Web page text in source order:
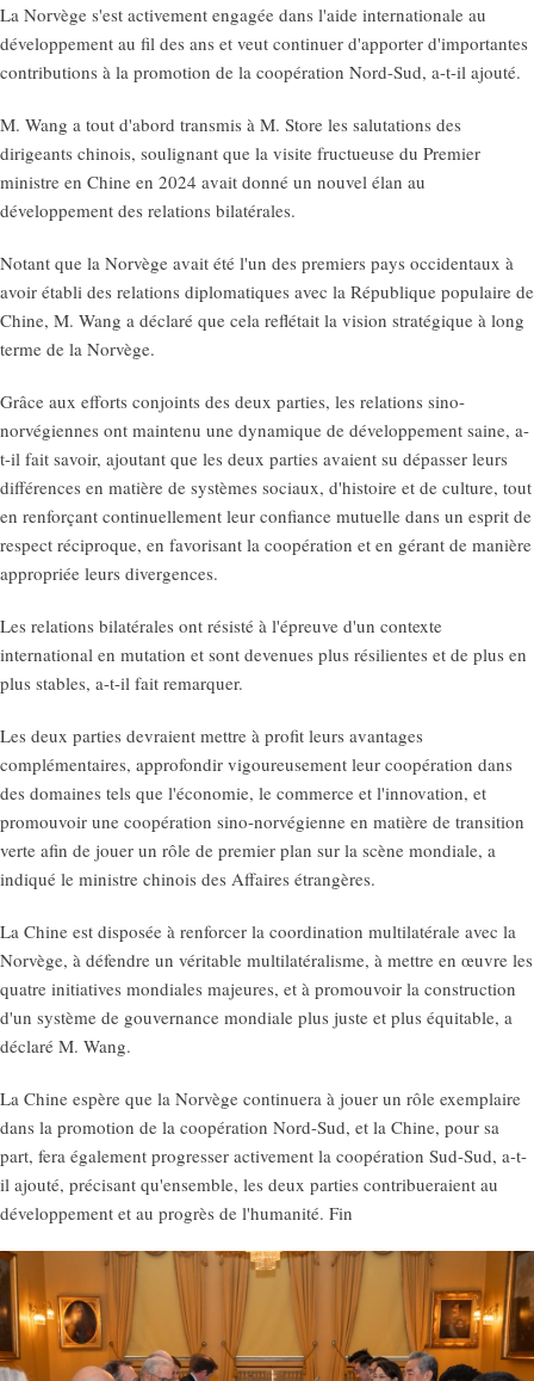
La Norvège s'est activement engagée dans l'aide internationale au
développement au fil des ans et veut continuer d'apporter d'importantes
contributions à la promotion de la coopération Nord-Sud, a-t-il ajouté.
M. Wang a tout d'abord transmis à M. Store les salutations des
dirigeants chinois, soulignant que la visite fructueuse du Premier
ministre en Chine en 2024 avait donné un nouvel élan au
développement des relations bilatérales.
Notant que la Norvège avait été l'un des premiers pays occidentaux à
avoir établi des relations diplomatiques avec la République populaire de
Chine, M. Wang a déclaré que cela reflétait la vision stratégique à long
terme de la Norvège.
Grâce aux efforts conjoints des deux parties, les relations sino-
norvégiennes ont maintenu une dynamique de développement saine, a-
t-il fait savoir, ajoutant que les deux parties avaient su dépasser leurs
différences en matière de systèmes sociaux, d'histoire et de culture, tout
en renforçant continuellement leur confiance mutuelle dans un esprit de
respect réciproque, en favorisant la coopération et en gérant de manière
appropriée leurs divergences.
Les relations bilatérales ont résisté à l'épreuve d'un contexte
international en mutation et sont devenues plus résilientes et de plus en
plus stables, a-t-il fait remarquer.
Les deux parties devraient mettre à profit leurs avantages
complémentaires, approfondir vigoureusement leur coopération dans
des domaines tels que l'économie, le commerce et l'innovation, et
promouvoir une coopération sino-norvégienne en matière de transition
verte afin de jouer un rôle de premier plan sur la scène mondiale, a
indiqué le ministre chinois des Affaires étrangères.
La Chine est disposée à renforcer la coordination multilatérale avec la
Norvège, à défendre un véritable multilatéralisme, à mettre en œuvre les
quatre initiatives mondiales majeures, et à promouvoir la construction
d'un système de gouvernance mondiale plus juste et plus équitable, a
déclaré M. Wang.
La Chine espère que la Norvège continuera à jouer un rôle exemplaire
dans la promotion de la coopération Nord-Sud, et la Chine, pour sa
part, fera également progresser activement la coopération Sud-Sud, a-t-
il ajouté, précisant qu'ensemble, les deux parties contribueraient au
développement et au progrès de l'humanité. Fin